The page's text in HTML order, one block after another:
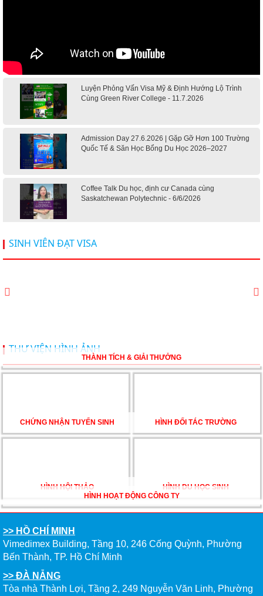
Luyện Phỏng Vấn Visa Mỹ & Định Hướng Lộ Trình
Cùng Green River College - 11.7.2026
Admission Day 27.6.2026 | Gặp Gỡ Hơn 100 Trường
Quốc Tế & Săn Học Bổng Du Học 2026–2027
Coffee Talk Du học, định cư Canada cùng
Saskatchewan Polytechnic - 6/6/2026
Hội thảo du học Mỹ 18.4.2026 - Đại học Mỹ học phí
dưới 20k/ năm
bạn khám phá
TƯ VẤN DU HỌC TOÀN DIỆN – BƯỚC ĐỆM VỮNG
DU HỌC ÚC DẦN TRỞ THÀNH LỰA CHỌN HÀNG
ĐẦU CỦA DU HỌC SINH NĂM 2026 – VÀ TẤT CẢ
ĐỀU CÓ LÝ DO!!
CHẠM GIẤC MƠ DU HỌC MỸ – BẮT ĐẦU TỪ NGÀY
HỘI GHI DANH & SĂN HỌC BỔNG KỲ SPRING 2026
SINH VIÊN ĐẠT VISA
THƯ VIỆN HÌNH ẢNH
THÀNH TÍCH & GIẢI THƯỞNG
CHỨNG NHẬN TUYỂN SINH HÌNH ĐỐI TÁC TRƯỜNG
HÌNH HỘI THẢO
HÌNH DU HỌC SINH
HÌNH HOẠT ĐỘNG CÔNG TY
>> HỒ CHÍ MINH
Vimedimex Building, Tầng 10, 246 Cống Quỳnh, Phường
Bến Thành, TP. Hồ Chí Minh
>> ĐÀ NẴNG
Tòa nhà Thành Lợi, Tầng 2, 249 Nguyễn Văn Linh, Phường